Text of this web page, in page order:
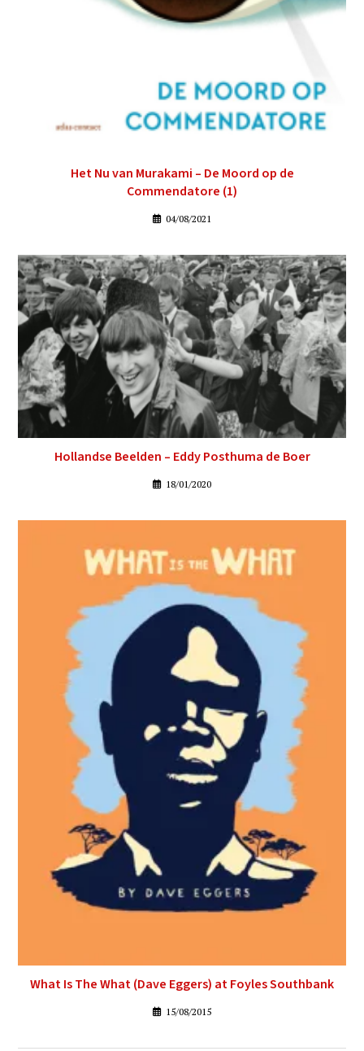
Het Nu van Murakami – De Moord op de
Commendatore (1)
04/08/2021
Hollandse Beelden – Eddy Posthuma de Boer
18/01/2020
What Is The What (Dave Eggers) at Foyles Southbank
15/08/2015